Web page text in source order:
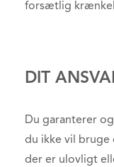
forsætlig
DIT
Du garanterer
du ikke vil
der er ulovligt